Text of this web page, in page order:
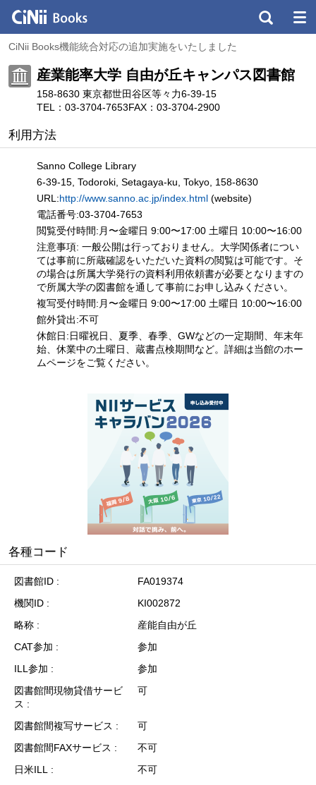
CiNii Books機能統合対応の追加実施をいたしました
産業能率大学 自由が丘キャンパス図書館
158-8630 東京都世田谷区等々力6-39-15
TEL：03-3704-7653FAX：03-3704-2900
利用方法
Sanno College Library
6-39-15, Todoroki, Setagaya-ku, Tokyo, 158-8630
URL:http://www.sanno.ac.jp/index.html (website)
電話番号:03-3704-7653
閲覧受付時間:月〜金曜日 9:00〜17:00 土曜日 10:00〜16:00
注意事項: 一般公開は行っておりません。大学関係者につい
ては事前に所蔵確認をいただいた資料の閲覧は可能です。そ
の場合は所属大学発行の資料利用依頼書が必要となりますの
で所属大学の図書館を通して事前にお申し込みください。
複写受付時間:月〜金曜日 9:00〜17:00 土曜日 10:00〜16:00
館外貸出:不可
休館日:日曜祝日、夏季、春季、GWなどの一定期間、年末年
始、休業中の土曜日、蔵書点検期間など。詳細は当館のホー
ムページをご覧ください。
各種コード
図書館ID
FA019374
機関ID
KI002872
略称
産能自由が丘
CAT参加
参加
ILL参加
参加
図書館間現物貸借サービ
ス
可
図書館間複写サービス
可
図書館間FAXサービス
不可
日米ILL
不可